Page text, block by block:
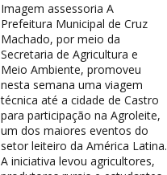
Imagem assessoria A
Prefeitura Municipal de Cruz
Machado, por meio da
Secretaria de Agricultura e
Meio Ambiente, promoveu
nesta semana uma viagem
técnica até a cidade de Castro
para participação na Agroleite,
um dos maiores eventos do
setor leiteiro da América Latina.
A iniciativa levou agricultores,